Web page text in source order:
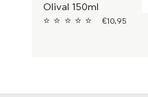
Olival 150ml
⭐ ⭐ ⭐ ⭐ ⭐ €10,95